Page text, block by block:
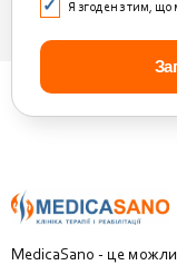
Я згоден з тим, що
MedicaSano - це